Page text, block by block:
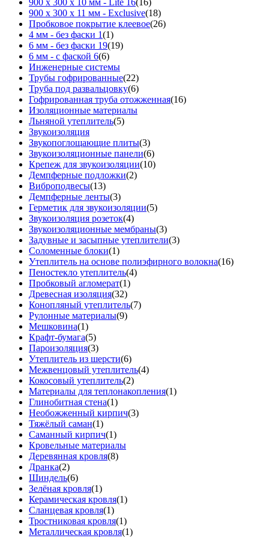
900 х 300 х 10 мм - Lite 16(16)
900 х 300 х 11 мм - Exclusive(18)
Пробковое покрытие клеевое(26)
4 мм - без фаски 1(1)
6 мм - без фаски 19(19)
6 мм - с фаской 6(6)
Инженерные системы
Трубы гофрированные(22)
Труба под развальцовку(6)
Гофрированная труба отожженная(16)
Изоляционные материалы
Льняной утеплитель(5)
Звукоизоляция
Звукопоглощающие плиты(3)
Звукоизоляционные панели(6)
Крепеж для звукоизоляции(10)
Демпферные подложки(2)
Виброподвесы(13)
Демпферные ленты(3)
Герметик для звукоизоляции(5)
Звукоизоляция розеток(4)
Звукоизоляционные мембраны(3)
Задувные и засыпные утеплители(3)
Соломенные блоки(1)
Утеплитель на основе полиэфирного волокна(16)
Пеностекло утеплитель(4)
Пробковый агломерат(1)
Древесная изоляция(32)
Конопляный утеплитель(7)
Рулонные материалы(9)
Мешковина(1)
Крафт-бумага(5)
Пароизоляция(3)
Утеплитель из шерсти(6)
Межвенцовый утеплитель(4)
Кокосовый утеплитель(2)
Материалы для теплонакопления(1)
Глинобитная стена(1)
Необожженный кирпич(3)
Тяжёлый саман(1)
Саманный кирпич(1)
Кровельные материалы
Деревянная кровля(8)
Дранка(2)
Шиндель(6)
Зелёная кровля(1)
Керамическая кровля(1)
Сланцевая кровля(1)
Тростниковая кровля(1)
Металлическая кровля(1)